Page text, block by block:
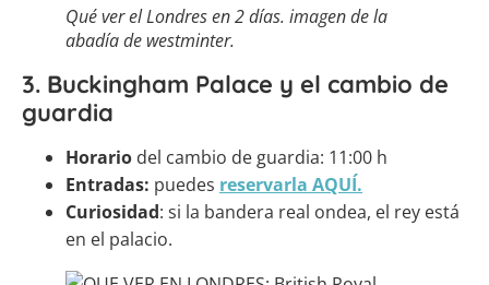
Qué ver el Londres en 2 días. imagen de la
abadía de westminter.
3. Buckingham Palace y el cambio de
guardia
Horario del cambio de guardia: 11:00 h
Entradas: puedes reservarla AQUÍ.
Curiosidad: si la bandera real ondea, el rey está
en el palacio.